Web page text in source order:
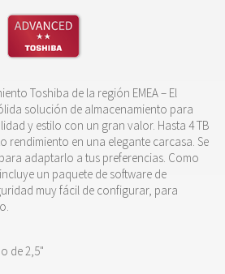
Toshiba de la región EMEA – El
solución de almacenamiento para
y estilo con un gran valor. Hasta 4 TB
rendimiento en una elegante carcasa. Se
adaptarlo a tus preferencias. Como
un paquete de software de
muy fácil de configurar, para
de 2,5"